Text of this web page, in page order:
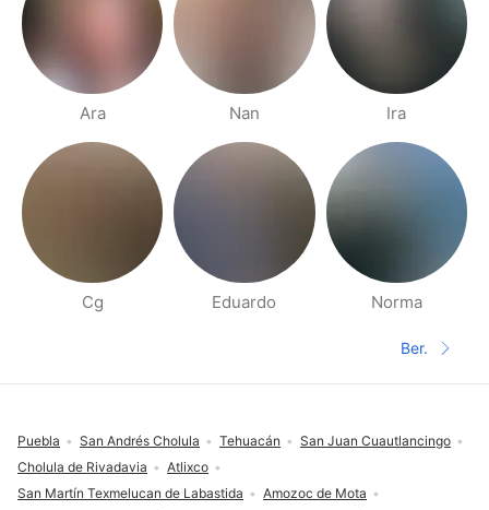
Ara Nan Ira
Cg Eduardo Norma
Ber.
Puebla San Andrés Cholula Tehuacán
San Juan Cuautlancingo
Cholula de Rivadavia
Atlixco
San Martín Texmelucan de Labastida
Amozoc de Mota